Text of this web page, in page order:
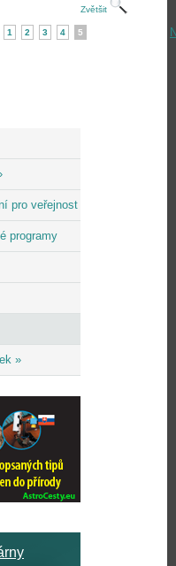
pro veřejnost
programy
»
Zvětšit
1 2 3 4 5